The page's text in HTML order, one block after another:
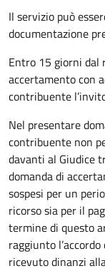
Il servizio può
documentazione
Entro 15 giorni dal
accertamento con
contribuente
Nel presentare
contribuente non
davanti al Giudice
domanda di
sospesi per un
ricorso sia per il
termine di questo
raggiunto
ricevuto dinanzi